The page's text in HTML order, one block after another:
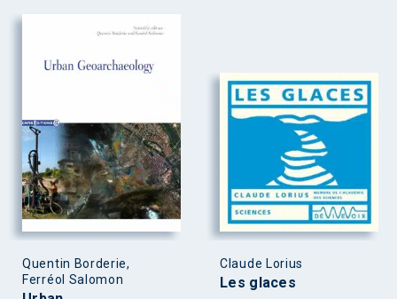
Quentin Borderie,
Ferréol Salomon
Claude Lorius
Les glaces